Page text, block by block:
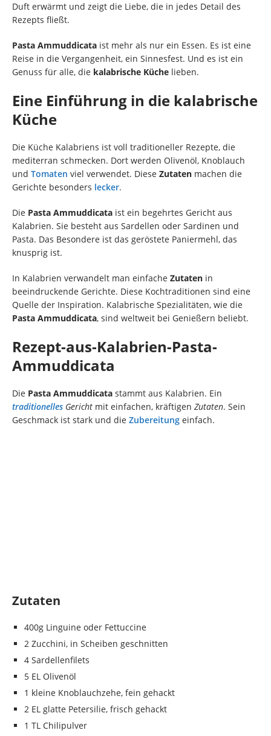
Duft erwärmt und zeigt die Liebe, die in jedes Detail des
Rezepts fließt.
Pasta Ammuddicata ist mehr als nur ein Essen. Es ist eine
Reise in die Vergangenheit, ein Sinnesfest. Und es ist ein
Genuss für alle, die kalabrische Küche lieben.
Eine Einführung in die kalabrische
Küche
Die Küche Kalabriens ist voll traditioneller Rezepte, die
mediterran schmecken. Dort werden Olivenöl, Knoblauch
und Tomaten viel verwendet. Diese Zutaten machen die
Gerichte besonders lecker.
Die Pasta Ammuddicata ist ein begehrtes Gericht aus
Kalabrien. Sie besteht aus Sardellen oder Sardinen und
Pasta. Das Besondere ist das geröstete Paniermehl, das
knusprig ist.
In Kalabrien verwandelt man einfache Zutaten in
beeindruckende Gerichte. Diese Kochtraditionen sind eine
Quelle der Inspiration. Kalabrische Spezialitäten, wie die
Pasta Ammuddicata, sind weltweit bei Genießern beliebt.
Rezept-aus-Kalabrien-Pasta-
Ammuddicata
Die Pasta Ammuddicata stammt aus Kalabrien. Ein
traditionelles Gericht mit einfachen, kräftigen Zutaten. Sein
Geschmack ist stark und die Zubereitung einfach.
Zutaten
400g Linguine oder Fettuccine
2 Zucchini, in Scheiben geschnitten
4 Sardellenfilets
5 EL Olivenöl
1 kleine Knoblauchzehe, fein gehackt
2 EL glatte Petersilie, frisch gehackt
1 TL Chilipulver